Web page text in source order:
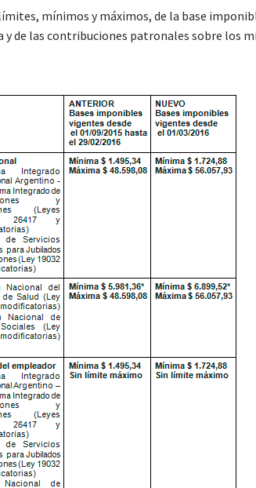
mínimos y máximos, de la base
de las contribuciones patronales sobre los